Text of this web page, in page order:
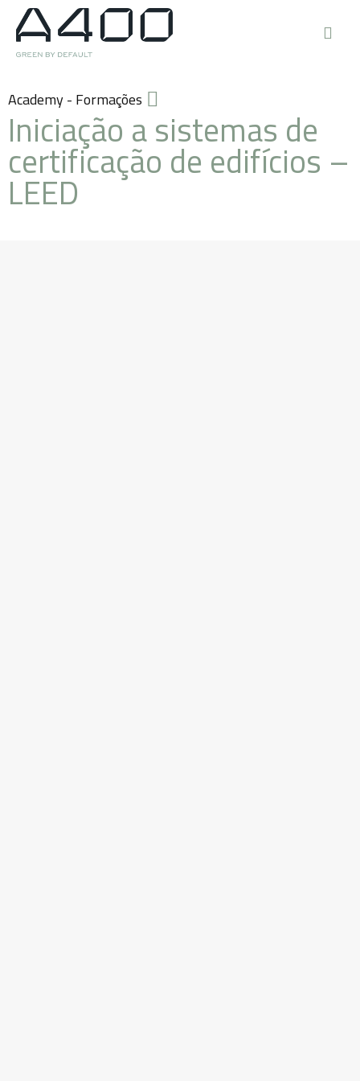
Academy - Formações
Iniciação a sistemas de
certificação de edifícios –
LEED